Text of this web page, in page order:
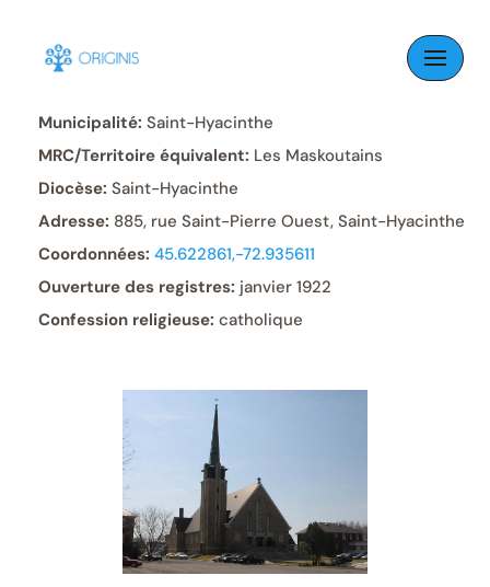
Skip
content
Municipalité: Saint-Hyacinthe
MRC/Territoire équivalent: Les Maskoutains
Diocèse: Saint-Hyacinthe
Adresse: 885, rue Saint-Pierre Ouest, Saint-Hyacinthe
Coordonnées: 45.622861,-72.935611
Ouverture des registres: janvier 1922
Confession religieuse: catholique